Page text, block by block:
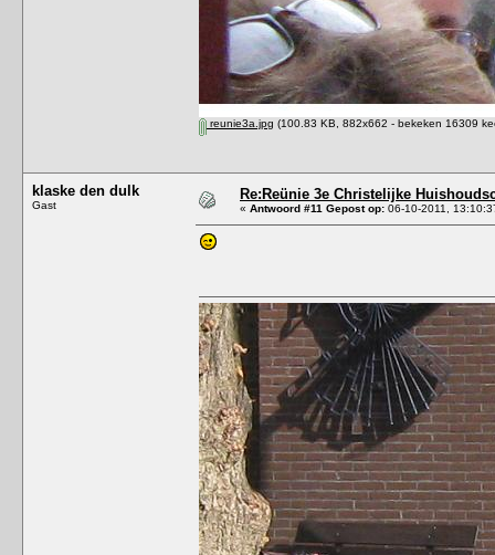
reunie3a.jpg (100.83 KB, 882x662 - bekeken 16309
klaske den dulk
Gast
Re:Reünie 3e Christelijke
« Antwoord #11 Gepost op: 06-10-2011,